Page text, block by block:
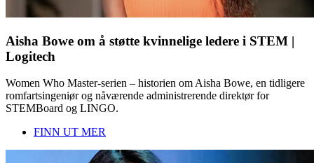
Aisha Bowe om å støtte kvinnelige ledere i STEM |
Logitech
Women Who Master-serien – historien om Aisha Bowe, en tidligere
romfartsingeniør og nåværende administrerende direktør for
STEMBoard og LINGO.
FINN UT MER